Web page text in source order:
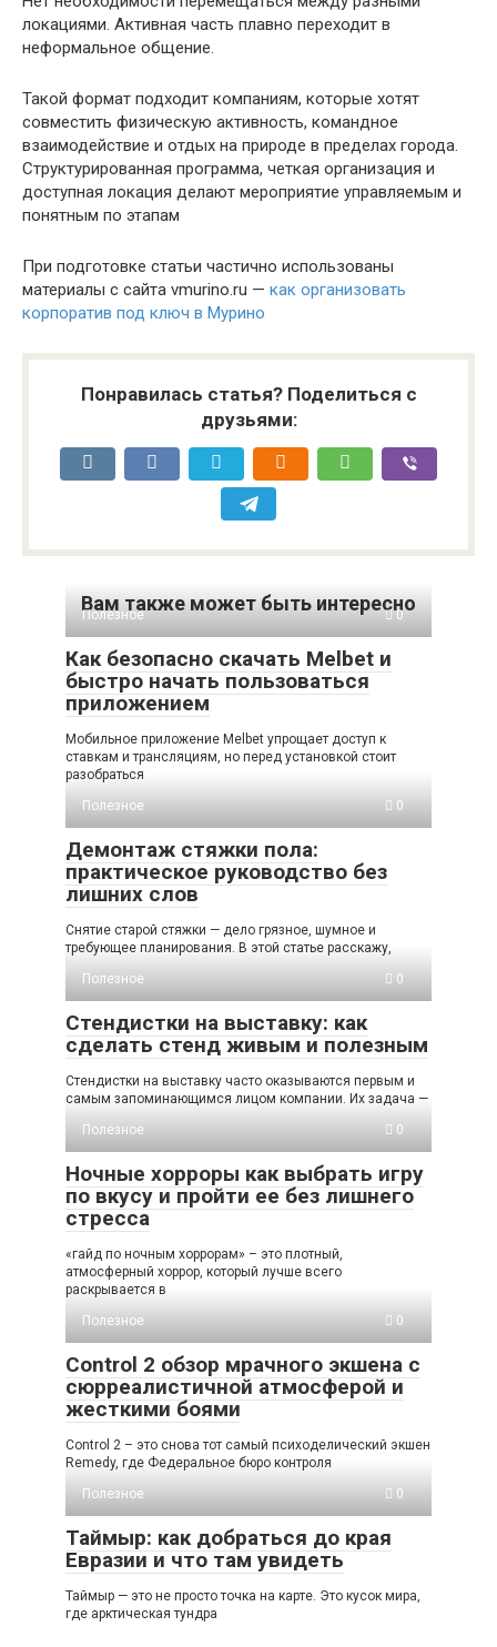
локациями. Активная часть плавно переходит в
неформальное общение.
Такой формат подходит компаниям, которые хотят
совместить физическую активность, командное
взаимодействие и отдых на природе в пределах города.
Структурированная программа, четкая организация и
доступная локация делают мероприятие управляемым и
понятным по этапам
При подготовке статьи частично использованы
материалы с сайта vmurino.ru — как организовать
корпоратив под ключ в Мурино
Понравилась статья? Поделиться с
друзьями:
Вам также может быть интересно
Полезное 0
Как безопасно скачать Melbet и
быстро начать пользоваться
приложением
Мобильное приложение Melbet упрощает доступ к
ставкам и трансляциям, но перед установкой стоит
разобраться
Полезное
0
Демонтаж стяжки пола:
практическое руководство без
лишних слов
Снятие старой стяжки — дело грязное, шумное и
требующее планирования. В этой статье расскажу,
Полезное
0
Стендистки на выставку: как
сделать стенд живым и полезным
Стендистки на выставку часто оказываются первым и
самым запоминающимся лицом компании. Их задача —
Полезное
0
Ночные хорроры как выбрать игру
по вкусу и пройти ее без лишнего
стресса
«гайд по ночным хоррорам» – это плотный,
атмосферный хоррор, который лучше всего
раскрывается в
Полезное
0
Control 2 обзор мрачного экшена с
сюрреалистичной атмосферой и
жесткими боями
Control 2 – это снова тот самый психоделический экшен
Remedy, где Федеральное бюро контроля
Полезное
0
Таймыр: как добраться до края
Евразии и что там увидеть
Таймыр — это не просто точка на карте. Это кусок мира,
где арктическая тундра